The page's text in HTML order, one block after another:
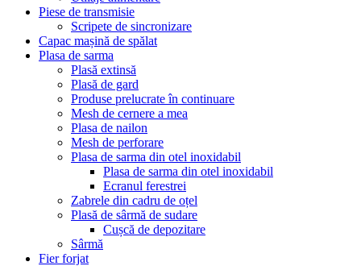
Piese de transmisie
Scripete de sincronizare
Capac mașină de spălat
Plasa de sarma
Plasă extinsă
Plasă de gard
Produse prelucrate în continuare
Mesh de cernere a mea
Plasa de nailon
Mesh de perforare
Plasa de sarma din otel inoxidabil
Plasa de sarma din otel inoxidabil
Ecranul ferestrei
Zabrele din cadru de oțel
Plasă de sârmă de sudare
Cușcă de depozitare
Sârmă
Fier forjat